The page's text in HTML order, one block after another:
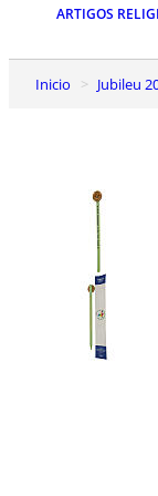
ARTIGOS
Inicio Jubileu